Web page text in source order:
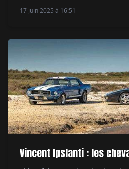
miniatures ciselées avec
17 juin 2025 à 16:51
Vincent Ipslanti : les